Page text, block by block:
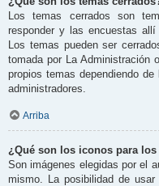
Los temas cerrados son
responder y las encuestas allí
Los temas pueden ser
tomada por La Administración
propios temas dependiendo
administradores.
Arriba
¿Qué son los iconos para los
Son imágenes elegidas por el
mismo. La posibilidad de